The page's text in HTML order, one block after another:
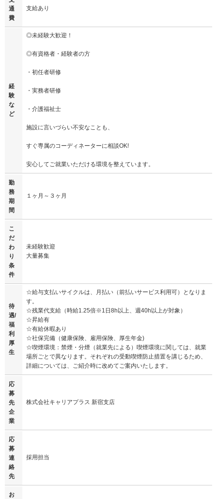
通
費
支給あり
経
験
な
ど
◎未経験大歓迎！
◎有資格者・経験者の方
・初任者研修
・実務者研修
・介護福祉士
施設に言いづらい不安なことも、
すぐ専属のコーディネーターに相談OK!
安心してご就業いただける環境を整えています。
勤
務
期
間
１ヶ月～３ヶ月
こ
だ
わ
り
条
件
未経験歓迎
大量募集
待
遇/
福
利
厚
生
☆給与支払いサイクルは、月払い（前払いサービス利用可）となりま
す。
☆残業代支給（時給1.25倍※1日8h以上、週40h以上が対象）
☆昇給有
☆有給休暇あり
☆社保完備（健康保険、雇用保険、厚生年金)
☆喫煙環境：禁煙・分煙（就業先による）喫煙環境に関しては、就業
場所ごとで異なります。それぞれの受動喫煙防止措置を講じるため、
詳細については、ご紹介時に改めてご案内いたします。
応
募
先
企
業
株式会社キャリアプラス 新宿支店
応
募
連
絡
先
採用担当
お